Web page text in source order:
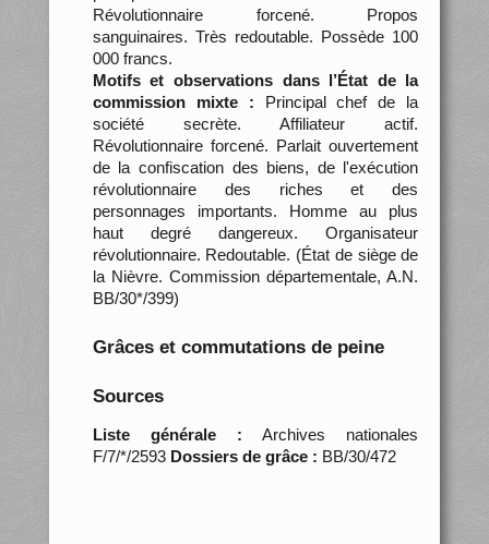
Révolutionnaire forcené. Propos
sanguinaires. Très redoutable. Possède 100
000 francs.
Motifs et observations dans l’État de la
commission mixte : Principal chef de la
société secrète. Affiliateur actif.
Révolutionnaire forcené. Parlait ouvertement
de la confiscation des biens, de l'exécution
révolutionnaire des riches et des
personnages importants. Homme au plus
haut degré dangereux. Organisateur
révolutionnaire. Redoutable. (État de siège de
la Nièvre. Commission départementale, A.N.
BB/30*/399)
Grâces et commutations de peine
Sources
Liste générale : Archives nationales
F/7/*/2593 Dossiers de grâce : BB/30/472